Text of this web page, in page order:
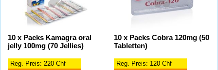
10 x Packs Kamagra oral
jelly 100mg (70 Jellies)
Reg.-Preis: 220 Chf
10 x Packs Cobra 120mg (50
Tabletten)
Reg.-Preis: 120 Chf